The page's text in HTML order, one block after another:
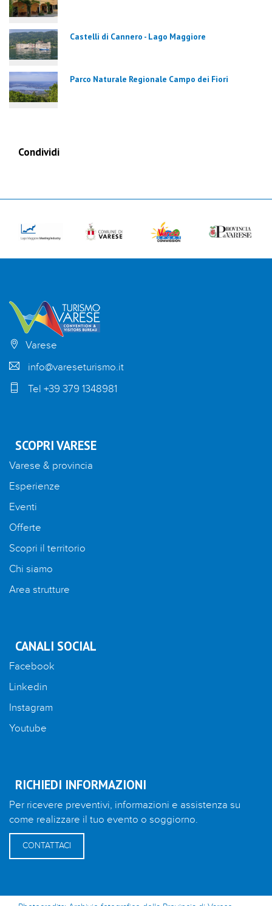
Castelli di Cannero - Lago Maggiore
Parco Naturale Regionale Campo dei Fiori
Condividi
Varese
info@vareseturismo.it
Tel +39 379 1348981
SCOPRI VARESE
Varese & provincia
Esperienze
Eventi
Offerte
Scopri il territorio
Chi siamo
Area strutture
CANALI SOCIAL
Facebook
Linkedin
Instagram
Youtube
RICHIEDI INFORMAZIONI
Per ricevere preventivi, informazioni e assistenza su
come realizzare il tuo evento o soggiorno.
CONTATTACI